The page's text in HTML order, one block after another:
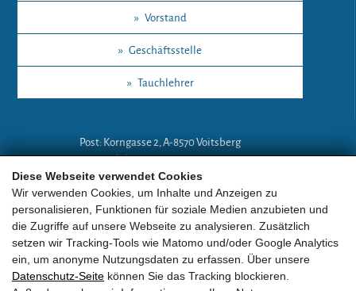
Diese Webseite verwendet Cookies
Wir verwenden Cookies, um Inhalte und Anzeigen zu
personalisieren, Funktionen für soziale Medien anzubieten und
die Zugriffe auf unsere Webseite zu analysieren. Zusätzlich
setzen wir Tracking-Tools wie Matomo und/oder Google Analytics
ein, um anonyme Nutzungsdaten zu erfassen. Über unsere
Datenschutz-Seite können Sie das Tracking blockieren.
» Vorstand
» Geschäftsstelle
» Tauchlehrer
Post: Korngasse 2, A-8570 Voitsberg
Mobil: +43 (0)664 18 67 394
E-Mail: lg-a@eobv.eu
Weitere Links
» ARGE Tauchen